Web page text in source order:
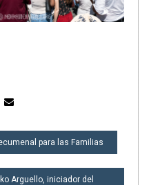
para las Familias
Arguello, iniciador del